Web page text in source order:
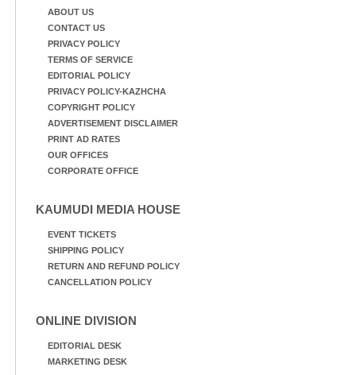
ABOUT US
CONTACT US
PRIVACY POLICY
TERMS OF SERVICE
EDITORIAL POLICY
PRIVACY POLICY-KAZHCHA
COPYRIGHT POLICY
ADVERTISEMENT DISCLAIMER
PRINT AD RATES
OUR OFFICES
CORPORATE OFFICE
KAUMUDI MEDIA HOUSE
EVENT TICKETS
SHIPPING POLICY
RETURN AND REFUND POLICY
CANCELLATION POLICY
ONLINE DIVISION
EDITORIAL DESK
MARKETING DESK